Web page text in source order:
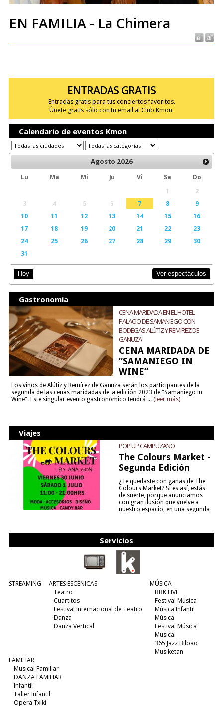
EN FAMILIA - La Chimera
ENTRADAS GRATIS
Entradas gratis para tus conciertos favoritos.
Únete gratis sólo con tu email al Club Kmon.
Calendario de eventos Kmon
Agosto 2026
Lu Ma Mi Ju Vi Sa
Do
1
2
3
4 5 6 7 8
9
10
11 12 13 14 15
16
17
18 19 20 21 22
23
24
25 26 27 28 29
30
31
Hoy Ver espectáculos
Gastronomía
CENA MARIDADA EN EL HOTEL
PALACIO DE SAMANIEGO CON
BODEGAS ALÚTIZ Y REMÍREZ DE
GANUZA
CENA MARIDADA DE
“SAMANIEGO IN
WINE”
Los vinos de Alútiz y Remírez de Ganuza serán los participantes de la
segunda de las cenas maridadas de la edición 2023 de "Samaniego in
Wine". Este singular evento gastronómico tendrá ... (leer más)
Viajes
POP UP CAMPUZANO
The Colours Market -
Segunda Edición
¿Te quedaste con ganas de The
Colours Market? Si es así, estás
de suerte, porque anunciamos
con gran ilusión que vuelve a
nuestro espacio, en una segunda
Servicios
STREAMING
ARTES ESCÉNICAS
Teatro
Cuartitos
Festival Internacional de Teatro
Danza
Danza Vertical
MÚSICA
BBK LIVE
Festival Música
Música Infantil
Música
Festival Música
Musical
365 Jazz Bilbao
Musiketan
FAMILIAR
Musical Familiar
DANZA FAMILIAR
Infantil
Taller Infantil
Opera Txiki